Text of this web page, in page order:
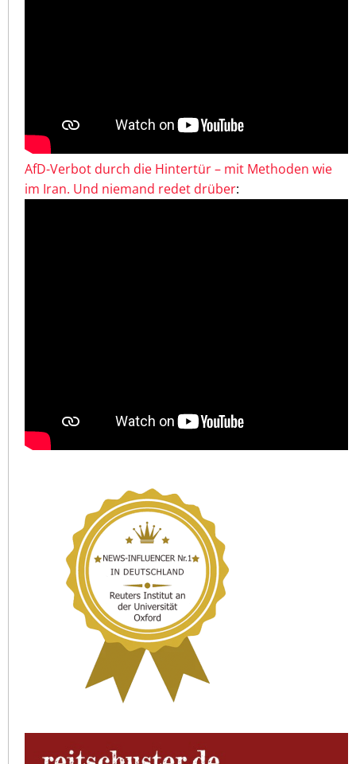
AfD-Verbot durch die Hintertür – mit Methoden wie
im Iran. Und niemand redet drüber: